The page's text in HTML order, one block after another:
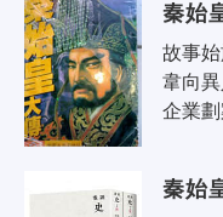
還..
秦始
故事
韋向
企業
治..
秦始